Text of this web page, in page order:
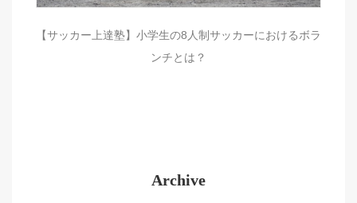
【サッカー上達塾】小学生の8人制サッカーにおけるボラ
ンチとは？
Archive